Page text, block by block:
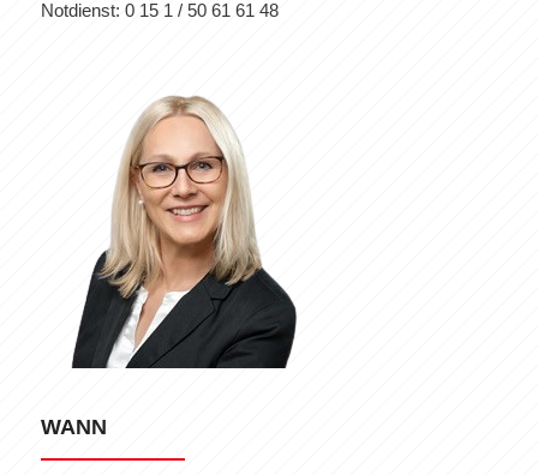
Notdienst: 0 15 1 / 50 61 61 48
WANN